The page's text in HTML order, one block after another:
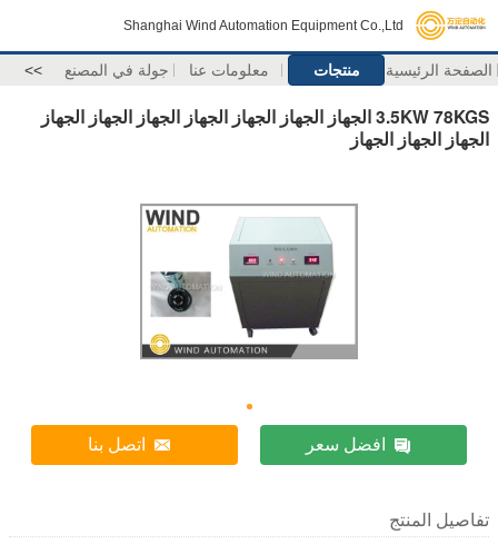
Shanghai Wind Automation Equipment Co.,Ltd
الصفحة الرئيسية منتجات معلومات عنا جولة في المصنع >>
3.5KW 78KGS الجهاز الجهاز الجهاز الجهاز الجهاز الجهاز الجهاز
الجهاز الجهاز الجهاز
افضل سعر اتصل بنا
تفاصيل المنتج